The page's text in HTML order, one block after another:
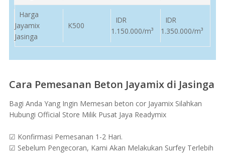
Harga
Jayamix
Jasinga
K500
IDR
1.150.000/m³
IDR
1.350.000/m³
Cara Pemesanan Beton Jayamix di Jasinga
Bagi Anda Yang Ingin Memesan beton cor Jayamix Silahkan
Hubungi Official Store Milik Pusat Jaya Readymix
☑ Konfirmasi Pemesanan 1-2 Hari.
☑ Sebelum Pengecoran, Kami Akan Melakukan Surfey Terlebih